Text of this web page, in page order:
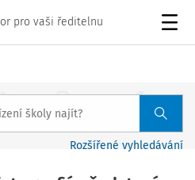
pro vaši ředitelnu
Rozšířené vyhledávání